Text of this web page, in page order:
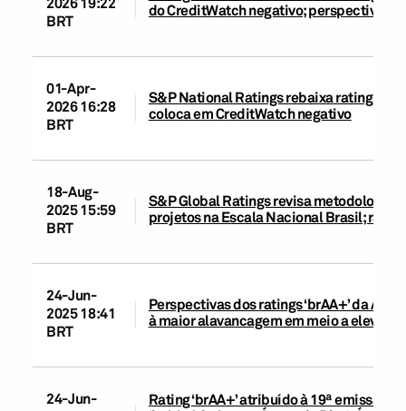
BRT
do CreditWatch negativo; perspectiva
01-Apr-
2026 16:28
BRT
S&P National Ratings rebaixa ratings de
coloca em CreditWatch negativo
18-Aug-
2025 15:59
BRT
S&P Global Ratings revisa
projetos na Escala Nacional Brasil;
24-Jun-
2025 18:41
BRT
Perspectivas dos ratings ‘brAA+’ da
à maior alavancagem em meio a
24-Jun-
Rating ‘brAA+’ atribuído à 19ª emissão